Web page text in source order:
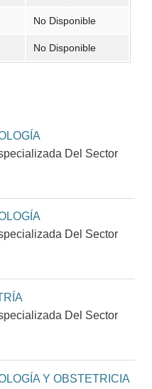
No Disponible
No Disponible
Del Sector
Del Sector
Del Sector
Y OBSTETRICIA